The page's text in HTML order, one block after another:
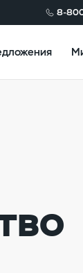
8-